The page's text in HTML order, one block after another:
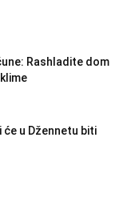
Rashladite dom
će u Džennetu biti